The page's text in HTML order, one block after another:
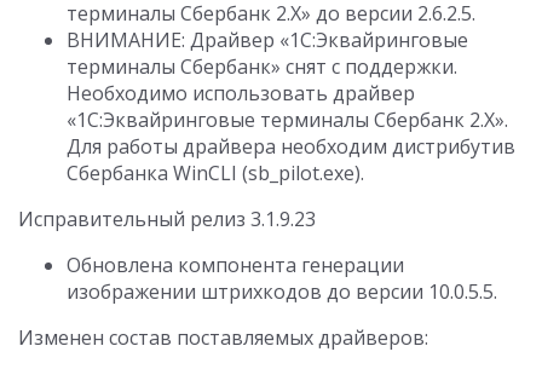
терминалы Сбербанк 2.Х» до версии 2.6.2.5.
ВНИМАНИЕ: Драйвер «1С:Эквайринговые
терминалы Сбербанк» снят с поддержки.
Необходимо использовать драйвер
«1С:Эквайринговые терминалы Сбербанк 2.Х».
Для работы драйвера необходим дистрибутив
Сбербанка WinCLI (sb_pilot.exe).
Исправительный релиз 3.1.9.23
Обновлена компонента генерации
изображении штрихкодов до версии 10.0.5.5.
Изменен состав поставляемых драйверов: